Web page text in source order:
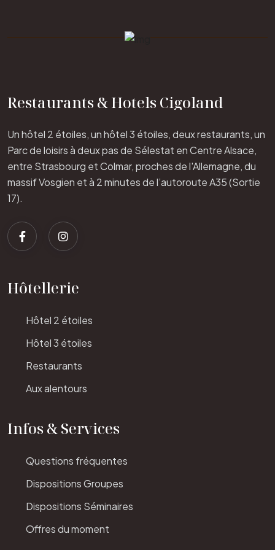
Restaurants & Hotels Cigoland
Un hôtel 2 étoiles, un hôtel 3 étoiles, deux restaurants, un
Parc de loisirs à deux pas de Sélestat en Centre Alsace,
entre Strasbourg et Colmar, proches de l'Allemagne, du
massif Vosgien et à 2 minutes de l’autoroute A35 (Sortie
17).
Hôtellerie
Hôtel 2 étoiles
Hôtel 3 étoiles
Restaurants
Aux alentours
Infos & Services
Questions fréquentes
Dispositions Groupes
Dispositions Séminaires
Offres du moment